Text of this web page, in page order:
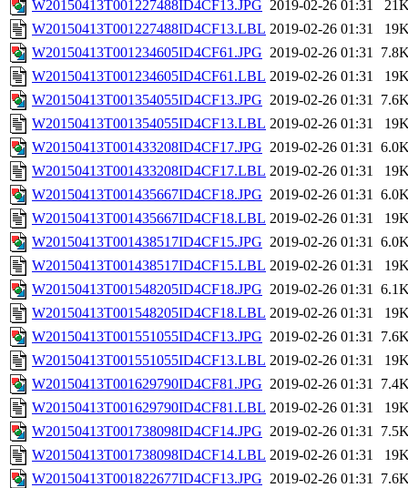
W20150413T001227488ID4CF13.JPG 2019-02-26 01:31
W20150413T001227488ID4CF13.LBL 2019-02-26 01:31
W20150413T001234605ID4CF61.JPG 2019-02-26 01:31
W20150413T001234605ID4CF61.LBL 2019-02-26 01:31
W20150413T001354055ID4CF13.JPG 2019-02-26 01:31
W20150413T001354055ID4CF13.LBL 2019-02-26 01:31
W20150413T001433208ID4CF17.JPG 2019-02-26 01:31
W20150413T001433208ID4CF17.LBL 2019-02-26 01:31
W20150413T001435667ID4CF18.JPG 2019-02-26 01:31
W20150413T001435667ID4CF18.LBL 2019-02-26 01:31
W20150413T001438517ID4CF15.JPG 2019-02-26 01:31
W20150413T001438517ID4CF15.LBL 2019-02-26 01:31
W20150413T001548205ID4CF18.JPG 2019-02-26 01:31
W20150413T001548205ID4CF18.LBL 2019-02-26 01:31
W20150413T001551055ID4CF13.JPG 2019-02-26 01:31
W20150413T001551055ID4CF13.LBL 2019-02-26 01:31
W20150413T001629790ID4CF81.JPG 2019-02-26 01:31
W20150413T001629790ID4CF81.LBL 2019-02-26 01:31
W20150413T001738098ID4CF14.JPG 2019-02-26 01:31
W20150413T001738098ID4CF14.LBL 2019-02-26 01:31
W20150413T001822677ID4CF13.JPG 2019-02-26 01:31